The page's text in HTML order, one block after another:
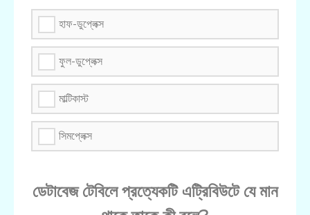
হাফ-ডুপ্লেক্স
ফুল-ডুপ্লেক্স
মাল্টিকাস্ট
সিমপ্লেক্স
ডেটাবেজ টেবিলে প্রত্যেকটি এট্রিবিউটে যে মান